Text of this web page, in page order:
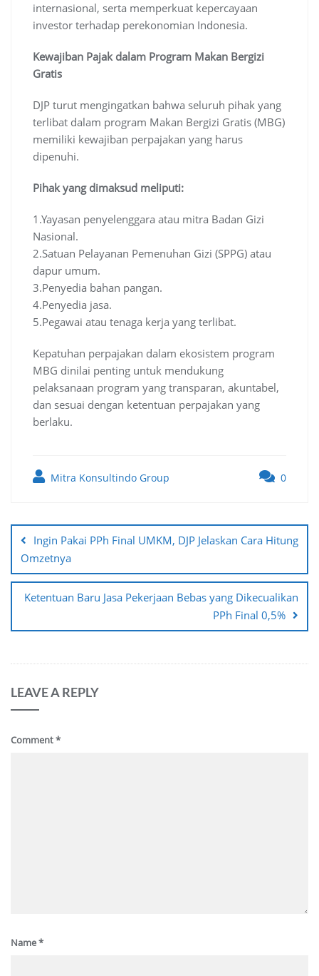
internasional, serta memperkuat kepercayaan
investor terhadap perekonomian Indonesia.
Kewajiban Pajak dalam Program Makan Bergizi
Gratis
DJP turut mengingatkan bahwa seluruh pihak yang
terlibat dalam program Makan Bergizi Gratis (MBG)
memiliki kewajiban perpajakan yang harus
dipenuhi.
Pihak yang dimaksud meliputi:
1.Yayasan penyelenggara atau mitra Badan Gizi
Nasional.
2.Satuan Pelayanan Pemenuhan Gizi (SPPG) atau
dapur umum.
3.Penyedia bahan pangan.
4.Penyedia jasa.
5.Pegawai atau tenaga kerja yang terlibat.
Kepatuhan perpajakan dalam ekosistem program
MBG dinilai penting untuk mendukung
pelaksanaan program yang transparan, akuntabel,
dan sesuai dengan ketentuan perpajakan yang
berlaku.
Mitra Konsultindo Group 0
navigation
Ingin Pakai PPh Final UMKM, DJP Jelaskan Cara Hitung
Omzetnya
Ketentuan Baru Jasa Pekerjaan Bebas yang Dikecualikan
PPh Final 0,5%
LEAVE A REPLY
Comment*
Name*